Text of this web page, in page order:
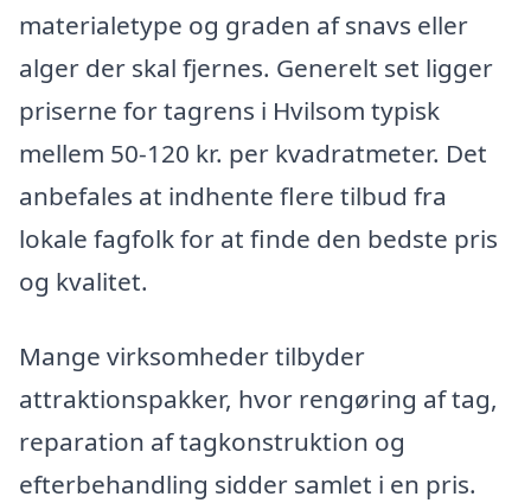
materialetype og graden af snavs eller
alger der skal fjernes. Generelt set ligger
priserne for tagrens i Hvilsom typisk
mellem 50-120 kr. per kvadratmeter. Det
anbefales at indhente flere tilbud fra
lokale fagfolk for at finde den bedste pris
og kvalitet.
Mange virksomheder tilbyder
attraktionspakker, hvor rengøring af tag,
reparation af tagkonstruktion og
efterbehandling sidder samlet i en pris.